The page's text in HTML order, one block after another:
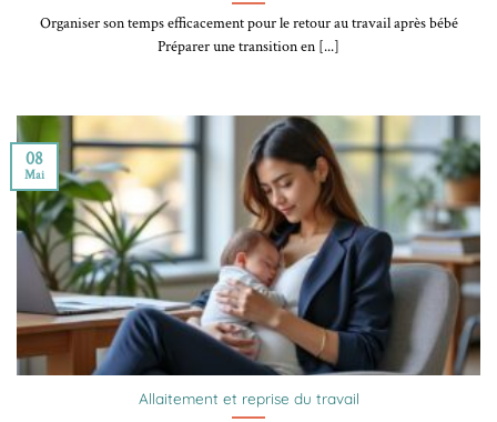
Organiser son temps efficacement pour le retour au travail après bébé
Préparer une transition en [...]
Allaitement et reprise du travail
08
Mai